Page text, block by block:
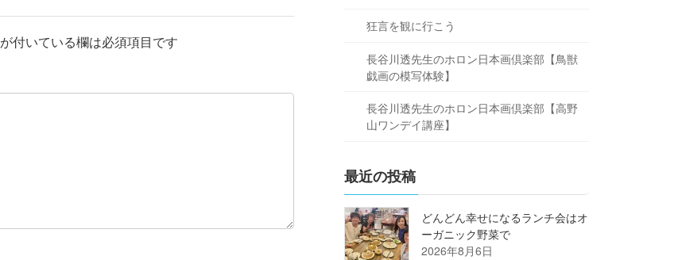
が付いている欄は必須項目です
狂言を観に行こう
長谷川透先生のホロン日本画倶楽部【鳥獣
戯画の模写体験】
長谷川透先生のホロン日本画倶楽部【高野
山ワンデイ講座】
最近の投稿
どんどん幸せになるランチ会はオ
ーガニック野菜で
2026年8月6日